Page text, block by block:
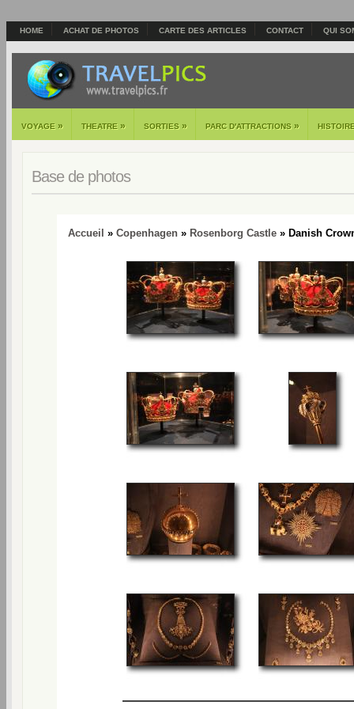
HOME ACHAT DE PHOTOS CARTE DES ARTICLES CONTACT QUI
VOYAGE » THEATRE » SORTIES » PARC D'ATTRACTIONS »
Base de photos
Accueil » Copenhagen » Rosenborg Castle » Danish